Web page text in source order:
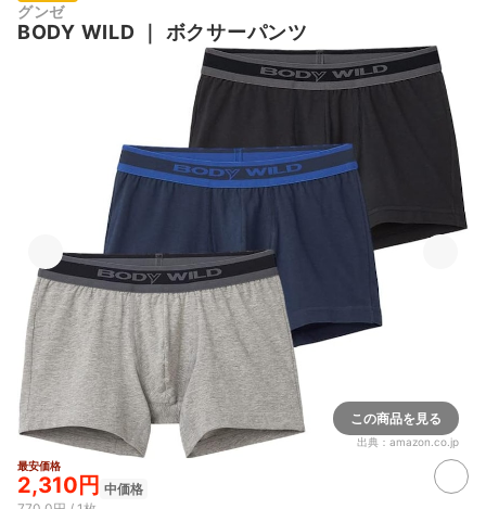
グンゼ
BODY WILD ｜ ボクサーパンツ
この商品を見る
出典： amazon.co.jp
最安価格
2,310円 中価格